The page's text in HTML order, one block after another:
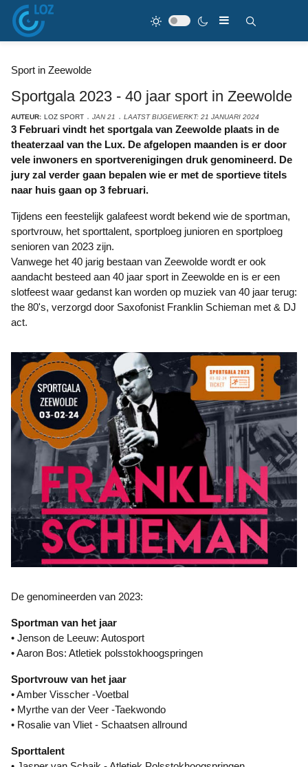
Sport in Zeewolde
Sportgala 2023 - 40 jaar sport in Zeewolde
AUTEUR: LOZ SPORT JAN 21 LAATST BIJGEWERKT: 21 JANUARI 2024
3 Februari vindt het sportgala van Zeewolde plaats in de
theaterzaal van the Lux. De afgelopen maanden is er door
vele inwoners en sportverenigingen druk genomineerd. De
jury zal verder gaan bepalen wie er met de sportieve titels
naar huis gaan op 3 februari.
Tijdens een feestelijk galafeest wordt bekend wie de sportman,
sportvrouw, het sporttalent, sportploeg junioren en sportploeg
senioren van 2023 zijn.
Vanwege het 40 jarig bestaan van Zeewolde wordt er ook
aandacht besteed aan 40 jaar sport in Zeewolde en is er een
slotfeest waar gedanst kan worden op muziek van 40 jaar terug:
the 80's, verzorgd door Saxofonist Franklin Schieman met & DJ
act.
De genomineerden van 2023:
Sportman van het jaar
• Jenson de Leeuw: Autosport
• Aaron Bos: Atletiek polsstokhoogspringen
Sportvrouw van het jaar
• Amber Visscher -Voetbal
• Myrthe van der Veer -Taekwondo
• Rosalie van Vliet - Schaatsen allround
Sporttalent